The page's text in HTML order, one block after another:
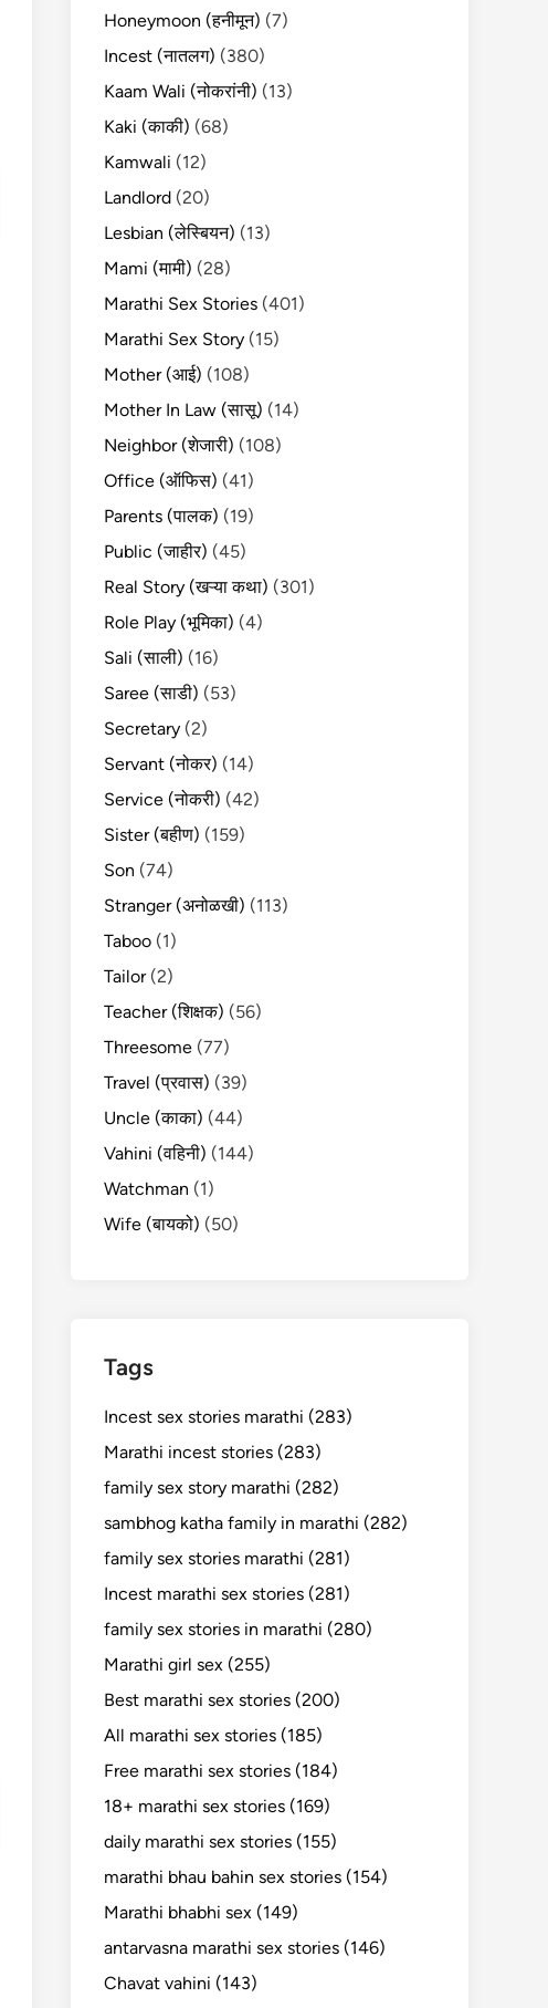
Honeymoon (हनीमून) (7)
Incest (नातलग) (380)
Kaam Wali (नोकरांनी) (13)
Kaki (काकी) (68)
Kamwali (12)
Landlord (20)
Lesbian (लेस्बियन) (13)
Mami (मामी) (28)
Marathi Sex Stories (401)
Marathi Sex Story (15)
Mother (आई) (108)
Mother In Law (सासू) (14)
Neighbor (शेजारी) (108)
Office (ऑफिस) (41)
Parents (पालक) (19)
Public (जाहीर) (45)
Real Story (खऱ्या कथा) (301)
Role Play (भूमिका) (4)
Sali (साली) (16)
Saree (साडी) (53)
Secretary (2)
Servant (नोकर) (14)
Service (नोकरी) (42)
Sister (बहीण) (159)
Son (74)
Stranger (अनोळखी) (113)
Taboo (1)
Tailor(2)
Teacher (शिक्षक) (56)
Threesome (77)
Travel (प्रवास) (39)
Uncle (काका) (44)
Vahini (वहिनी) (144)
Watchman (1)
Wife (बायको) (50)
Tags
Incest sex stories marathi (283)
Marathi incest stories (283)
family sex story marathi (282)
sambhog katha family in marathi (282)
family sex stories marathi (281)
Incest marathi sex stories (281)
family sex stories in marathi (280)
Marathi girl sex (255)
Best marathi sex stories (200)
All marathi sex stories (185)
Free marathi sex stories (184)
18+ marathi sex stories (169)
daily marathi sex stories (155)
marathi bhau bahin sex stories (154)
Marathi bhabhi sex (149)
antarvasna marathi sex stories (146)
Chavat vahini (143)